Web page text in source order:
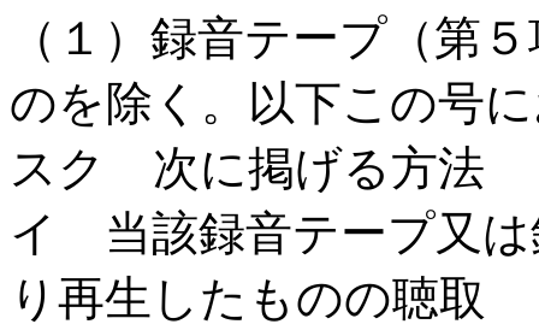
（１）録音テープ（第
のを除く。以下この号
スク 次に掲げる方法
イ 当該録音テープ又は
り再生したものの聴取